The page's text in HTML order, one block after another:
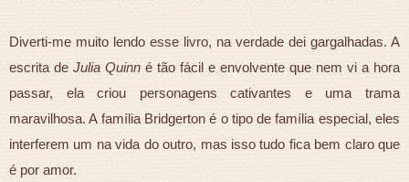
Diverti-me muito lendo esse livro, na verdade dei gargalhadas. A
escrita de Julia Quinn é tão fácil e envolvente que nem vi a hora
passar, ela criou personagens cativantes e uma trama
maravilhosa. A família Bridgerton é o tipo de família especial, eles
interferem um na vida do outro, mas isso tudo fica bem claro que
é por amor.